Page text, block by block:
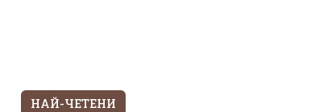
НАЙ-ЧЕТЕНИ